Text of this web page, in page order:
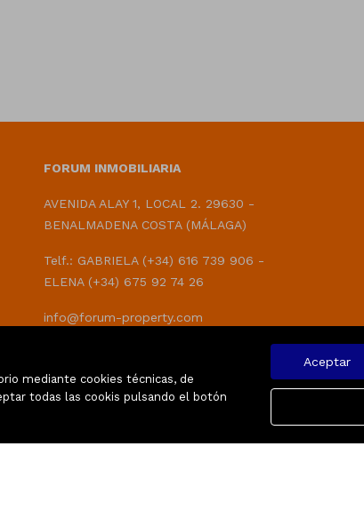
mediante cookies técnicas, de
todas las cookis pulsando el botón
Aceptar
FORUM INMOBILIARIA
AVENIDA ALAY 1, LOCAL 2. 29630 -
BENALMADENA COSTA (MÁLAGA)
Telf.: GABRIELA (+34) 616 739 906 -
ELENA (+34) 675 92 74 26
info@forum-property.com